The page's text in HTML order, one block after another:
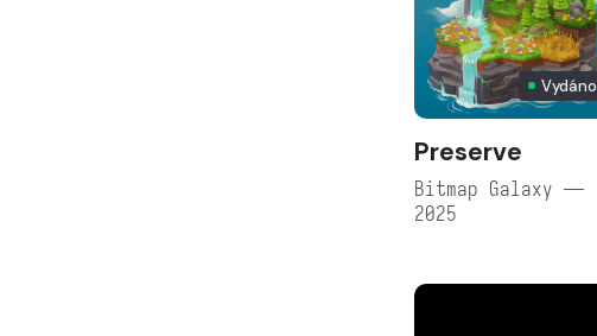
Vydáno
Preserve
Bitmap Galaxy —
2025